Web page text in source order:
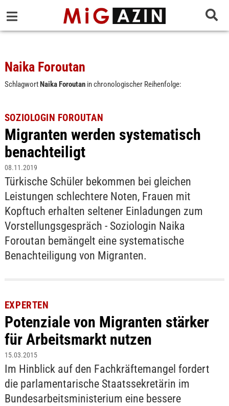
Naika Foroutan
SchlagwortNaika Foroutanin chronologischer Reihenfolge:
SOZIOLOGIN FOROUTAN
Migranten werden systematisch
benachteiligt
08.11.2019
Türkische Schüler bekommen bei gleichen
Leistungen schlechtere Noten, Frauen mit
Kopftuch erhalten seltener Einladungen zum
Vorstellungsgespräch - Soziologin Naika
Foroutan bemängelt eine systematische
Benachteiligung von Migranten.
EXPERTEN
Potenziale von Migranten stärker
für Arbeitsmarkt nutzen
15.03.2015
Im Hinblick auf den Fachkräftemangel fordert
die parlamentarische Staatssekretärin im
Bundesarbeitsministerium eine bessere